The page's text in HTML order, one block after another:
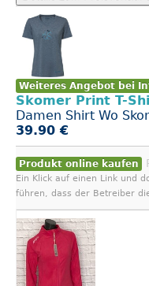
Weiteres Angebot bei
Skomer Print T-
Damen Shirt Wo
39.90 €
Produkt online kaufen
Ein Klick auf einen Link und
führen, dass der Betreiber